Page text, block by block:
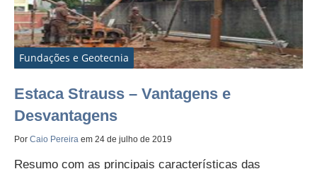
Fundações e Geotecnia
Estaca Strauss – Vantagens e
Desvantagens
Por Caio Pereira em 24 de julho de 2019
Resumo com as principais características das